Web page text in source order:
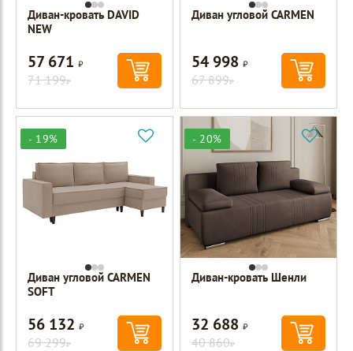
Диван-кровать DAVID
NEW
57 671Р
71 199Р
Диван угловой CARMEN
54 998Р
67 899Р
- 19%
Диван угловой CARMEN
SOFT
56 132Р
69 299Р
- 20%
Диван-кровать Шенли
32 688Р
40 860Р